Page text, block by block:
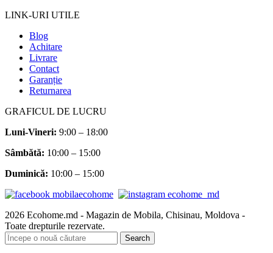
LINK-URI UTILE
Blog
Achitare
Livrare
Contact
Garanție
Returnarea
GRAFICUL DE LUCRU
Luni-Vineri: 9:00 – 18:00
Sâmbătă: 10:00 – 15:00
Duminică: 10:00 – 15:00
2026 Ecohome.md - Magazin de Mobila, Chisinau, Moldova -
Toate drepturile rezervate.
Search